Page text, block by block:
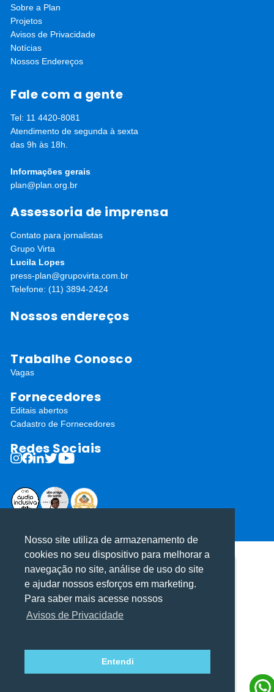
Utilizamos cookies para oferecer melhor
experiência, melhorar o desempenho, analisar
como você interage em nosso site e
personalizar conteúdo.
Recusar Cookies Aceitar Cookies
Utilizamos cookies para oferecer melhor
experiência, melhorar o desempenho, analisar
como você interage em nosso site e
personalizar conteúdo.
Recusar Cookies Aceitar Cookies
Sobre a Plan
Projetos
Avisos de Privacidade
Notícias
Nossos Endereços
Fale com a gente
Tel: 11 4420-8081
Atendimento de segunda à sexta
das 9h às 18h.
Informações gerais
plan@plan.org.br
Assessoria de imprensa
Contato para jornalistas
Grupo Virta
Lucila Lopes
press-plan@grupovirta.com.br
Telefone: (11) 3894-2424
Nossos endereços
Trabalhe Conosco
Vagas
Fornecedores
Editais abertos
Cadastro de Fornecedores
Redes Sociais
Nosso site utiliza de armazenamento de
cookies no seu dispositivo para melhorar a
navegação no site, análise de uso do site
e ajudar nossos esforços em marketing.
Para saber mais acesse nossos
Avisos de Privacidade
Entendi